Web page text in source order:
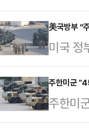
(IISS)
그릴라
“인도·
결정하
지로 말
감축에
지시간)
재배치
축하는
주둔한
면서 “
다”며
美국방부 “
미국 정
4500명
라는 보
변인은
방부)를
주한미군
주한미
는 외신